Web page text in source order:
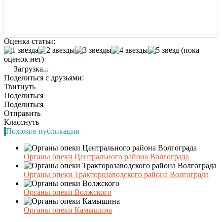
Оценка статьи:
(пока
оценок нет)
Загрузка...
Поделиться с друзьями:
Твитнуть
Поделиться
Поделиться
Отправить
Класснуть
Похожие публикации
Органы опеки Центрального района Волгограда
Органы опеки Тракторозаводского района Волгограда
Органы опеки Волжского
Органы опеки Камышина